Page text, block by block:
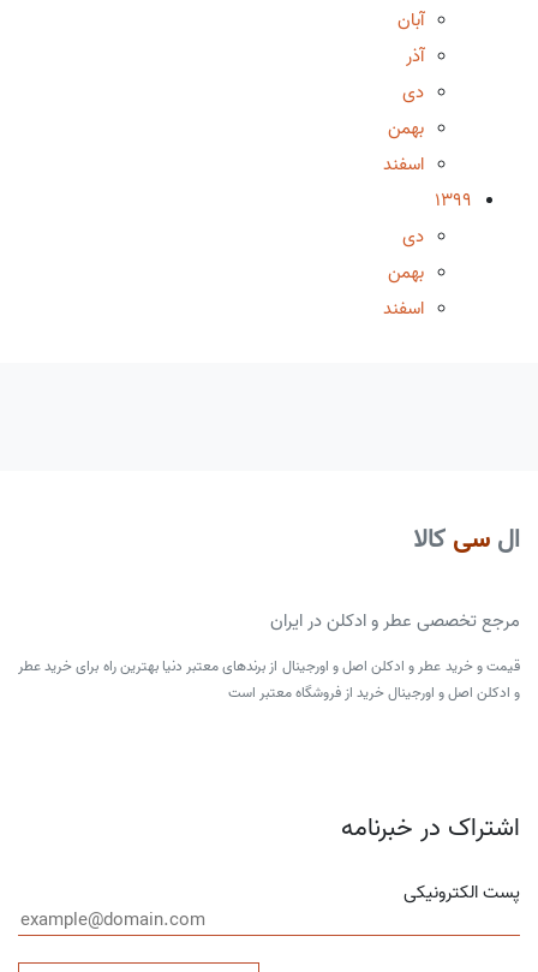
آبان
آذر
دی
بهمن
اسفند
1399
دی
بهمن
اسفند
ال سی کالا
مرجع تخصصی عطر و ادکلن در ایران
قیمت و خرید عطر و ادکلن اصل و اورجینال از برندهای معتبر دنیا بهترین راه برای خرید عطر
و ادکلن اصل و اورجینال خرید از فروشگاه معتبر است
اشتراک در خبرنامه
پست الکترونیکی